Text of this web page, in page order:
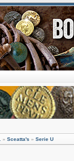
» Sceatta's » Serie U